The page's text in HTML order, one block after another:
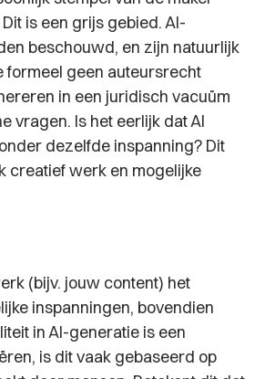
is een grijs gebied. AI-
beschouwd, en zijn natuurlijk
formeel geen auteursrecht
in een juridisch vacuüm
vragen. Is het eerlijk dat AI
dezelfde inspanning? Dit
creatief werk en mogelijke
(bijv. jouw content) het
inspanningen, bovendien
in AI-generatie is een
is dit vaak gebaseerd op